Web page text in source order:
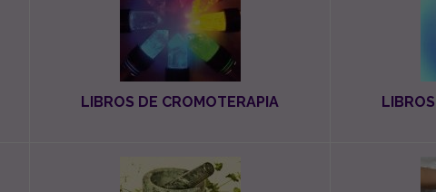
LIBROS DE CROMOTERAPIA